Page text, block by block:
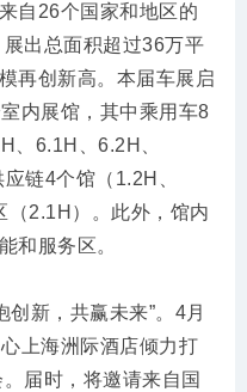
自26个国家和地区的
出总面积超过36万平
再创新高。本届车展启
内展馆，其中乘用车8
、6.1H、6.2H、
链4个馆（1.2H、
2.1H）。此外，馆内
和服务区。
新，共赢未来”。4月
上海洲际酒店倾力打
届时，将邀请来自国